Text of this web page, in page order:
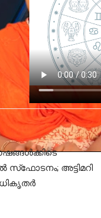
സ്‌ഫോടനം; അട്ടിമറി